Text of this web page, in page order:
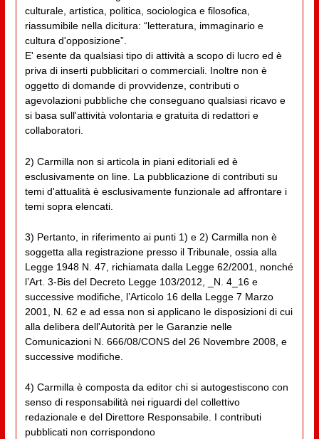
culturale, artistica, politica, sociologica e filosofica,
riassumibile nella dicitura: “letteratura, immaginario e
cultura d'opposizione”.
E' esente da qualsiasi tipo di attività a scopo di lucro ed è
priva di inserti pubblicitari o commerciali. Inoltre non è
oggetto di domande di provvidenze, contributi o
agevolazioni pubbliche che conseguano qualsiasi ricavo e
si basa sull'attività volontaria e gratuita di redattori e
collaboratori.
2) Carmilla non si articola in piani editoriali ed è
esclusivamente on line. La pubblicazione di contributi su
temi d'attualità è esclusivamente funzionale ad affrontare i
temi sopra elencati.
3) Pertanto, in riferimento ai punti 1) e 2) Carmilla non è
soggetta alla registrazione presso il Tribunale, ossia alla
Legge 1948 N. 47, richiamata dalla Legge 62/2001, nonché
l’Art. 3-Bis del Decreto Legge 103/2012, _N. 4_16 e
successive modifiche, l’Articolo 16 della Legge 7 Marzo
2001, N. 62 e ad essa non si applicano le disposizioni di cui
alla delibera dell'Autorità per le Garanzie nelle
Comunicazioni N. 666/08/CONS del 26 Novembre 2008, e
successive modifiche.
4) Carmilla è composta da editor chi si autogestiscono con
senso di responsabilità nei riguardi del collettivo
redazionale e del Direttore Responsabile. I contributi
pubblicati non corrispondono